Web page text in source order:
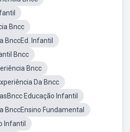
Bncc
BnccEd. Infantil
Bncc
Bncc
Da Bncc
Educação Infantil
BnccEnsino Fundamental
Infantil